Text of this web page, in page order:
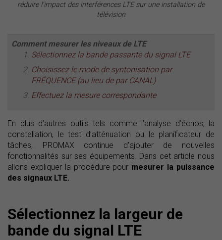
réduire l’impact des interférences LTE sur une installation de
télévision
Comment mesurer les niveaux de LTE
Sélectionnez la bande passante du signal LTE
Choisissez le mode de syntonisation par
FRÉQUENCE (au lieu de par CANAL)
Effectuez la mesure correspondante
En plus d’autres outils tels comme l’analyse d’échos, la
constellation, le test d’atténuation ou le planificateur de
tâches, PROMAX continue d’ajouter de nouvelles
fonctionnalités sur ses équipements. Dans cet article nous
allons expliquer la procédure pour mesurer la puissance
des signaux LTE.
Sélectionnez la largeur de
bande du signal LTE